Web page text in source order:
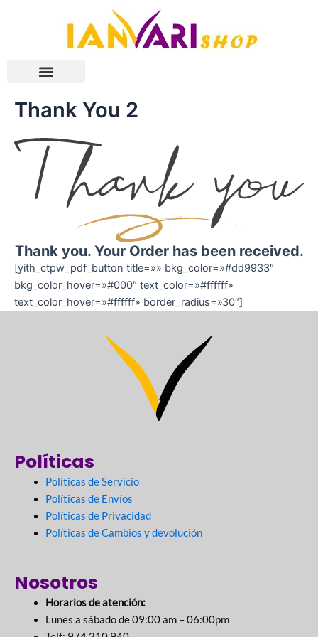
Thank You 2
Thank you. Your Order has been received.
[yith_ctpw_pdf_button title=»» bkg_color=»#dd9933″
bkg_color_hover=»#000″ text_color=»#ffffff»
text_color_hover=»#ffffff» border_radius=»30″]
Políticas
Políticas de Servicio
Políticas de Envíos
Políticas de Privacidad
Políticas de Cambios y devolución
Nosotros
Horarios de atención:
Lunes a sábado de 09:00 am – 06:00pm